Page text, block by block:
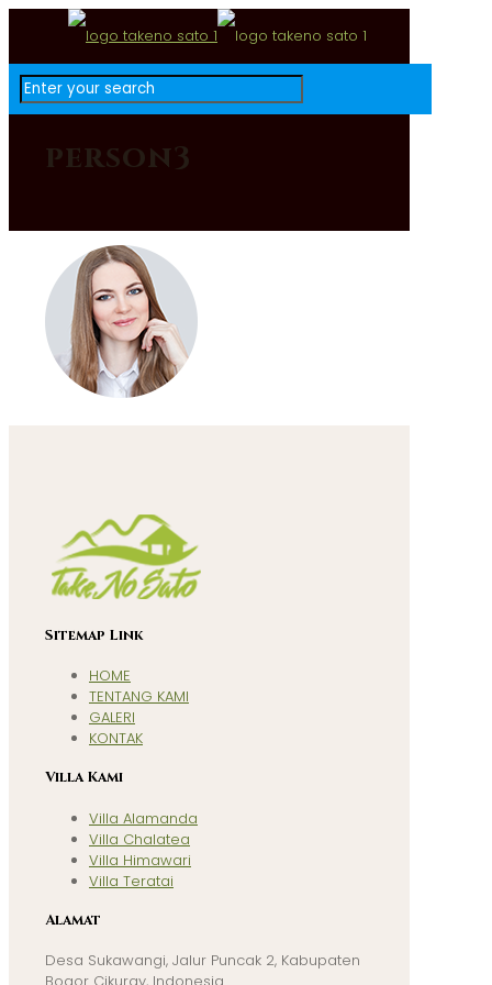
person3
Sitemap Link
HOME
TENTANG KAMI
GALERI
KONTAK
Villa Kami
Villa Alamanda
Villa Chalatea
Villa Himawari
Villa Teratai
Alamat
Desa Sukawangi, Jalur Puncak 2, Kabupaten